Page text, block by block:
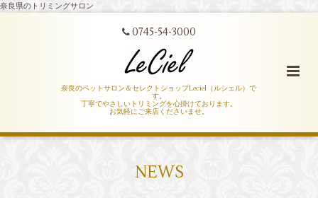
奈良県のトリミングサロン
0745-54-3000
奈良のペットサロン＆セレクトショップLeciel（ルシェル）で
す。
丁寧でやさしいトリミングを心掛けております。
お気軽にご来店くださいませ。
NEWS